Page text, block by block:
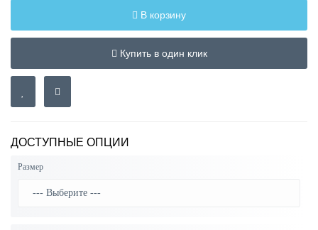
В корзину
Купить в один клик
ДОСТУПНЫЕ ОПЦИИ
Размер